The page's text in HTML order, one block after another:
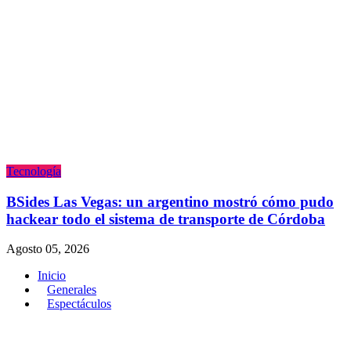
Tecnologí­a
BSides Las Vegas: un argentino mostró cómo pudo
hackear todo el sistema de transporte de Córdoba
Agosto 05, 2026
Inicio
Generales
Espectáculos